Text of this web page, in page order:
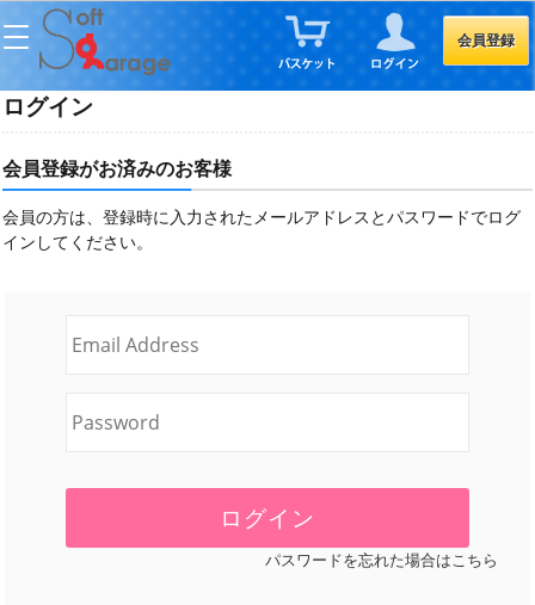
会員登録
ログイン
会員登録がお済みのお客様
会員の方は、登録時に入力されたメールアドレスとパスワードでログ
インしてください。
パスワードを忘れた場合はこちら